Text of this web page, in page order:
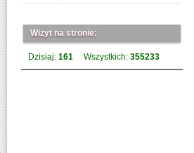
Wizyt na stronie:
Dzisiaj: 161 Wszystkich: 355233